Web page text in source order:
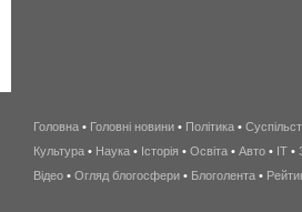
Головна • Головні новини • Політика •
Культура • Наука • Історія • Освіта • Авто • IT •
Відео • Огляд блогосфери • Блоголента •